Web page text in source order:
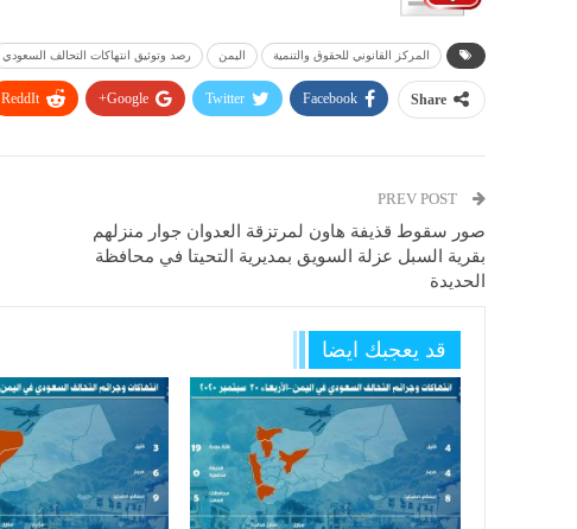
المركز القانوني للحقوق والتنمية اليمن رصد وتوثيق انتهاكات التحالف السعودي
Share
Facebook
Twitter
Google+
ReddIt
PREV POST
صور سقوط قذيفة هاون لمرتزقة العدوان جوار منزلهم
بقرية السبل عزلة السويق بمديرية التحيتا في محافظة
الحديدة
قد يعجبك ايضا